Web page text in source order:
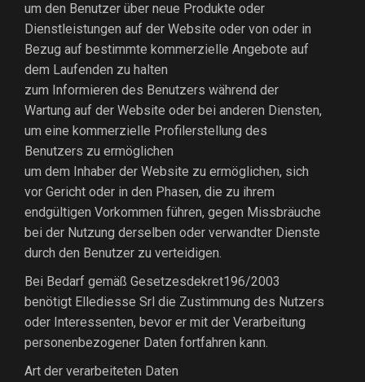
um den Benutzer über neue Produkte oder
Dienstleistungen auf der Website oder von oder in
Bezug auf bestimmte kommerzielle Angebote auf
dem Laufenden zu halten
zum Informieren des Benutzers während der
Wartung auf der Website oder bei anderen Diensten,
um eine kommerzielle Profilerstellung des
Benutzers zu ermöglichen
um dem Inhaber der Website zu ermöglichen, sich
vor Gericht oder in den Phasen, die zu ihrem
endgültigen Vorkommen führen, gegen Missbräuche
bei der Nutzung derselben oder verwandter Dienste
durch den Benutzer zu verteidigen.
Bei Bedarf gemäß Gesetzesdekret196/2003
benötigt Ellediesse Srl die Zustimmung des Nutzers
oder Interessenten, bevor er mit der Verarbeitung
personenbezogener Daten fortfahren kann.
Art der verarbeiteten Daten